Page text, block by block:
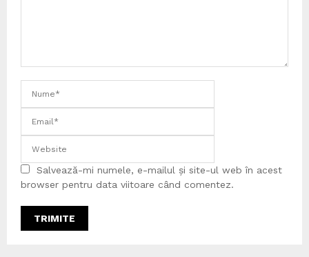
Salvează-mi numele, e-mailul și site-ul web în acest
browser pentru data viitoare când comentez.